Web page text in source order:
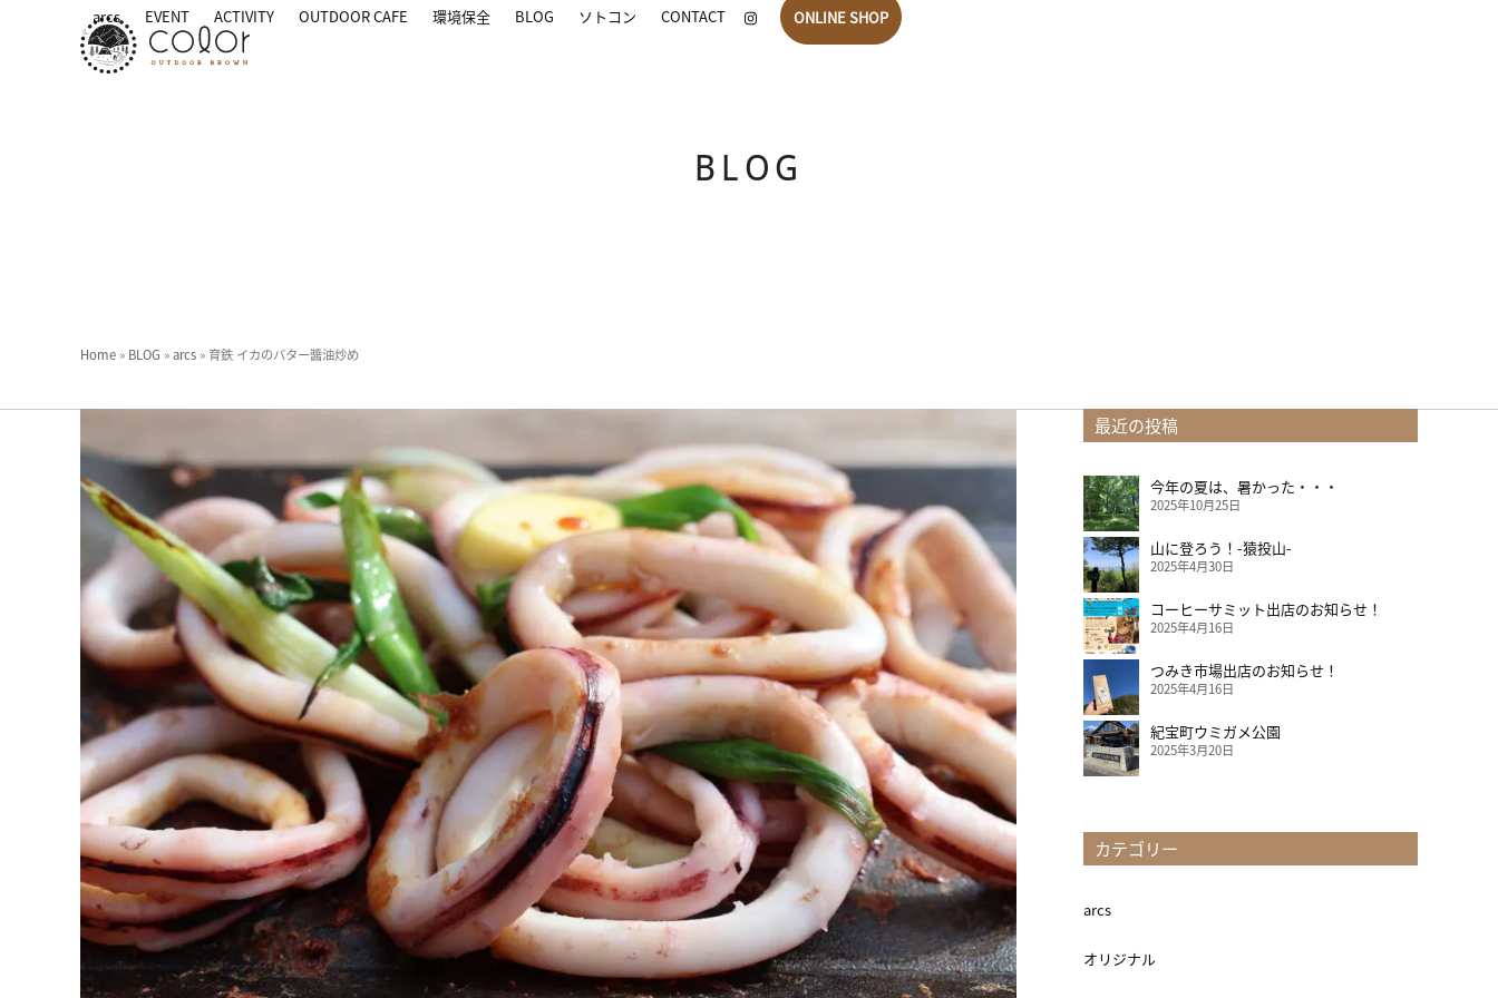
arcs EVENT ACTIVITY OUTDOOR CAFE 環境保全 BLOG ソトコン CONTACT ONLINE SHOP
BLOG
Home » BLOG »arcs »育鉄 イカのバター醬油炒め
最近の投稿
今年の夏は、暑かった・・・
2025年10月25日
山に登ろう！-猿投山-
2025年4月30日
コーヒーサミット出店のお知らせ！
2025年4月16日
つみき市場出店のお知らせ！
2025年4月16日
紀宝町ウミガメ公園
2025年3月20日
カテゴリー
arcs
オリジナル